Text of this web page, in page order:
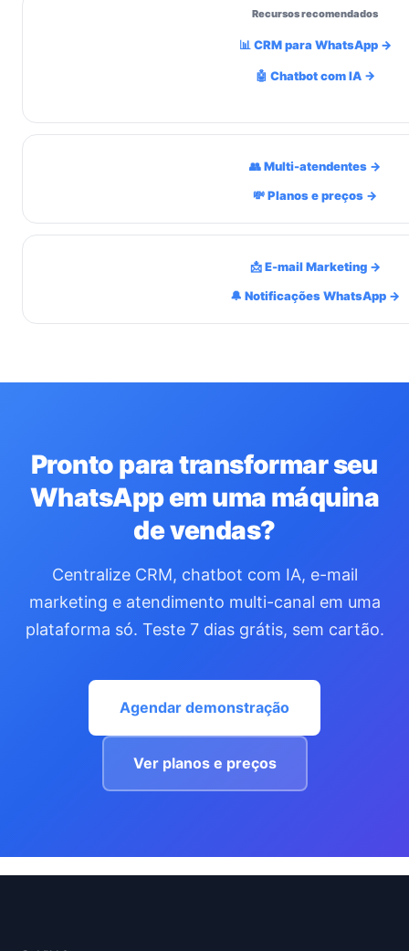
Recursos recomendados
📊 CRM para WhatsApp →
🤖 Chatbot com IA →
👥 Multi-atendentes →
💸 Planos e preços →
📩 E-mail Marketing →
🔔 Notificações WhatsApp →
Pronto para transformar seu
WhatsApp em uma máquina
de vendas?
Centralize CRM, chatbot com IA, e-mail
marketing e atendimento multi-canal em uma
plataforma só. Teste 7 dias grátis, sem cartão.
Agendar demonstração
Ver planos e preços